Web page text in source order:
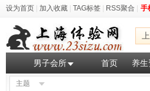
设为首页 加入收藏 TAG标签 RSS聚合 手
男子会所 首页 养
主题